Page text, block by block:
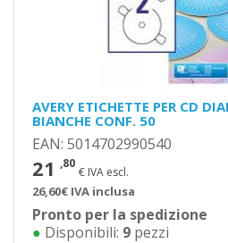
AVERY ETICHETTE PER CD
BIANCHE CONF. 50
EAN: 5014702990540
21 ,80
€ IVA escl.
26,60€ IVA inclusa
Pronto per la spedizione
● Disponibili: 9 pezzi